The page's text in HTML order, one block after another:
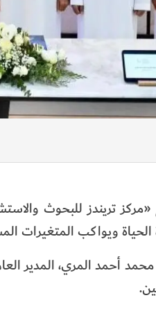
تريندز للبحوث
ويواكب المتغيرات
أحمد المري، المدير